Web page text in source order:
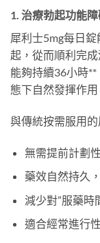
1. 治療勃起功能障
犀利士5mg每日
起，從而順利完
能夠持續36小時
態下自然發揮作用
與傳統按需服用
無需提前計劃
藥效自然持久
減少對”服藥時
適合經常進行